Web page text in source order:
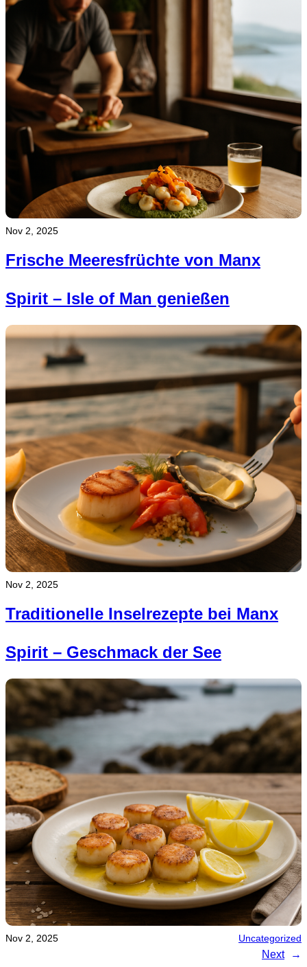
Nov 2, 2025
Frische Meeresfrüchte von Manx
Spirit – Isle of Man genießen
Nov 2, 2025
Traditionelle Inselrezepte bei Manx
Spirit – Geschmack der See
Nov 2, 2025 Uncategorized
Next →